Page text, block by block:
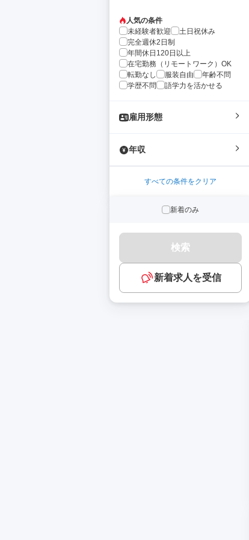
人気の条件
未経験者歓迎
土日祝休み
完全週休2日制
年間休日120日以上
在宅勤務（リモートワーク）OK
転勤なし
服装自由
年齢不問
学歴不問
語学力を活かせる
雇用形態
年収
すべての条件をクリア
新着のみ
検索
新着求人を受信